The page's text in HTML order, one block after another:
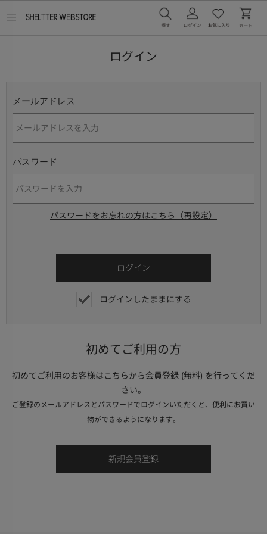
ログイン
メールアドレス
パスワード
パスワードをお忘れの方はこちら（再設定）
ログインしたままにする
初めてご利用の方
初めてご利用のお客様はこちらから会員登録 (無料) を行ってくだ
さい。
ご登録のメールアドレスとパスワードでログインいただくと、便利にお買い
物ができるようになります。